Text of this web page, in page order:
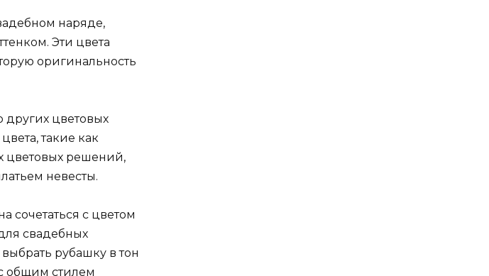
наряде,
Эти цвета
оригинальность
цветовых
такие как
цветовых решений,
невесты.
сочетаться с цветом
свадебных
рубашку в тон
общим стилем